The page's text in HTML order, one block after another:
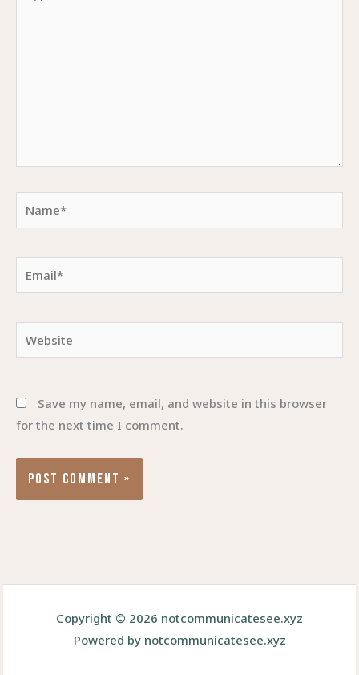
here..
Save my name, email, and website in this browser
for the next time I comment.
Copyright © 2026 notcommunicatesee.xyz
Powered by notcommunicatesee.xyz